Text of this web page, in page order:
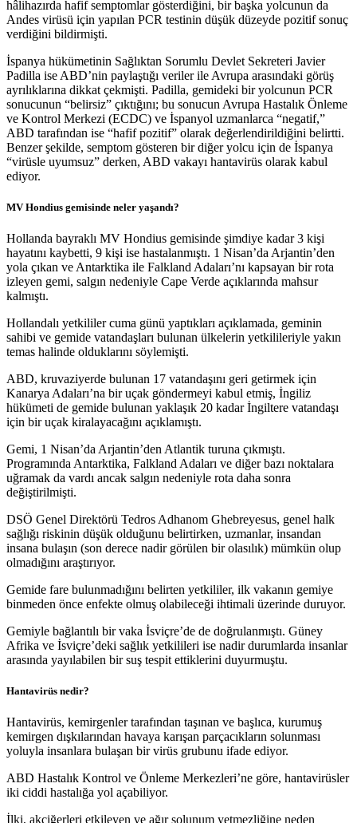
hâlihazırda hafif semptomlar gösterdiğini, bir başka yolcunun da
Andes virüsü için yapılan PCR testinin düşük düzeyde pozitif sonuç
verdiğini bildirmişti.
İspanya hükümetinin Sağlıktan Sorumlu Devlet Sekreteri Javier
Padilla ise ABD’nin paylaştığı veriler ile Avrupa arasındaki görüş
ayrılıklarına dikkat çekmişti. Padilla, gemideki bir yolcunun PCR
sonucunun “belirsiz” çıktığını; bu sonucun Avrupa Hastalık Önleme
ve Kontrol Merkezi (ECDC) ve İspanyol uzmanlarca “negatif,”
ABD tarafından ise “hafif pozitif” olarak değerlendirildiğini belirtti.
Benzer şekilde, semptom gösteren bir diğer yolcu için de İspanya
“virüsle uyumsuz” derken, ABD vakayı hantavirüs olarak kabul
ediyor.
MV Hondius gemisinde neler yaşandı?
Hollanda bayraklı MV Hondius gemisinde şimdiye kadar 3 kişi
hayatını kaybetti, 9 kişi ise hastalanmıştı. 1 Nisan’da Arjantin’den
yola çıkan ve Antarktika ile Falkland Adaları’nı kapsayan bir rota
izleyen gemi, salgın nedeniyle Cape Verde açıklarında mahsur
kalmıştı.
Hollandalı yetkililer cuma günü yaptıkları açıklamada, geminin
sahibi ve gemide vatandaşları bulunan ülkelerin yetkilileriyle yakın
temas halinde olduklarını söylemişti.
ABD, kruvaziyerde bulunan 17 vatandaşını geri getirmek için
Kanarya Adaları’na bir uçak göndermeyi kabul etmiş, İngiliz
hükümeti de gemide bulunan yaklaşık 20 kadar İngiltere vatandaşı
için bir uçak kiralayacağını açıklamıştı.
Gemi, 1 Nisan’da Arjantin’den Atlantik turuna çıkmıştı.
Programında Antarktika, Falkland Adaları ve diğer bazı noktalara
uğramak da vardı ancak salgın nedeniyle rota daha sonra
değiştirilmişti.
DSÖ Genel Direktörü Tedros Adhanom Ghebreyesus, genel halk
sağlığı riskinin düşük olduğunu belirtirken, uzmanlar, insandan
insana bulaşın (son derece nadir görülen bir olasılık) mümkün olup
olmadığını araştırıyor.
Gemide fare bulunmadığını belirten yetkililer, ilk vakanın gemiye
binmeden önce enfekte olmuş olabileceği ihtimali üzerinde duruyor.
Gemiyle bağlantılı bir vaka İsviçre’de de doğrulanmıştı. Güney
Afrika ve İsviçre’deki sağlık yetkilileri ise nadir durumlarda insanlar
arasında yayılabilen bir suş tespit ettiklerini duyurmuştu.
Hantavirüs nedir?
Hantavirüs, kemirgenler tarafından taşınan ve başlıca, kurumuş
kemirgen dışkılarından havaya karışan parçacıkların solunması
yoluyla insanlara bulaşan bir virüs grubunu ifade ediyor.
ABD Hastalık Kontrol ve Önleme Merkezleri’ne göre, hantavirüsler
iki ciddi hastalığa yol açabiliyor.
İlki, akciğerleri etkileyen ve ağır solunum yetmezliğine neden